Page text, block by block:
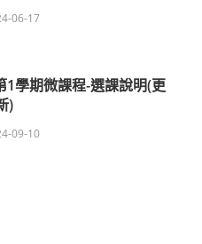
06-17
1學期微課程-選課說明(更
)
09-10